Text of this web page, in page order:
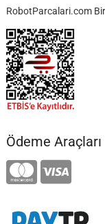
RobotParcalari.com Bir
Ödeme Araçları